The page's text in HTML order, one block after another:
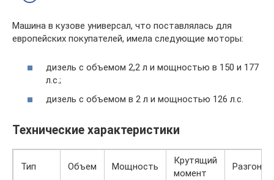
Машина в кузове универсал, что поставлялась для
европейских покупателей, имела следующие моторы:
дизель с объемом 2,2 л и мощностью в 150 и 177
л.с.;
дизель с объемом в 2 л и мощностью 126 л.с.
Технические характеристики
Тип Объем Мощность
Крутящий
момент
Разгон